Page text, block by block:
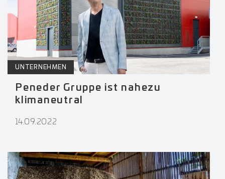
UNTERNEHMEN
Peneder Gruppe ist nahezu
klimaneutral
14.09.2022